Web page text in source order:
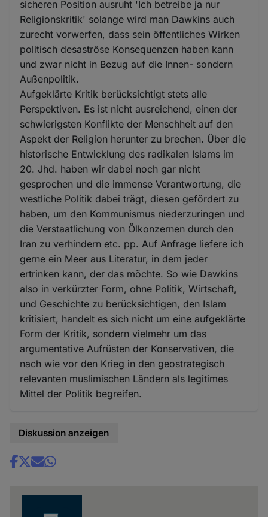
sicheren Position ausruht 'Ich betreibe ja nur
Religionskritik' solange wird man Dawkins auch
zurecht vorwerfen, dass sein öffentliches Wirken
politisch desaströse Konsequenzen haben kann
und zwar nicht in Bezug auf die Innen- sondern
Außenpolitik.
Aufgeklärte Kritik berücksichtigt stets alle
Perspektiven. Es ist nicht ausreichend, einen der
schwierigsten Konflikte der Menschheit auf den
Aspekt der Religion herunter zu brechen. Über die
historische Entwicklung des radikalen Islams im
20. Jhd. haben wir dabei noch gar nicht
gesprochen und die immense Verantwortung, die
westliche Politik dabei trägt, diesen gefördert zu
haben, um den Kommunismus niederzuringen und
die Verstaatlichung von Ölkonzernen durch den
Iran zu verhindern etc. pp. Auf Anfrage liefere ich
gerne ein Meer aus Literatur, in dem jeder
ertrinken kann, der das möchte. So wie Dawkins
also in verkürzter Form, ohne Politik, Wirtschaft,
und Geschichte zu berücksichtigen, den Islam
kritisiert, handelt es sich nicht um eine aufgeklärte
Form der Kritik, sondern vielmehr um das
argumentative Aufrüsten der Konservativen, die
nach wie vor den Krieg in den geostrategisch
relevanten muslimischen Ländern als legitimes
Mittel der Politik begreifen.
Diskussion anzeigen
Share